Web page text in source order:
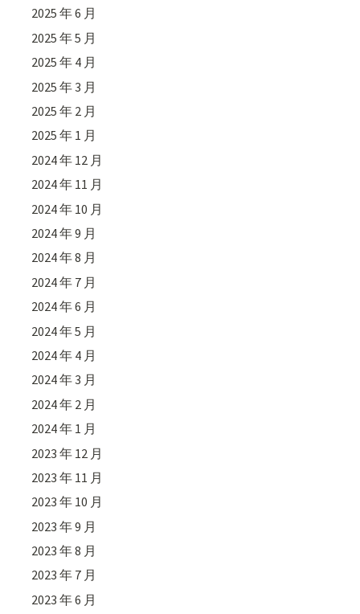
2025 年 6 月
2025 年 5 月
2025 年 4 月
2025 年 3 月
2025 年 2 月
2025 年 1 月
2024 年 12 月
2024 年 11 月
2024 年 10 月
2024 年 9 月
2024 年 8 月
2024 年 7 月
2024 年 6 月
2024 年 5 月
2024 年 4 月
2024 年 3 月
2024 年 2 月
2024 年 1 月
2023 年 12 月
2023 年 11 月
2023 年 10 月
2023 年 9 月
2023 年 8 月
2023 年 7 月
2023 年 6 月